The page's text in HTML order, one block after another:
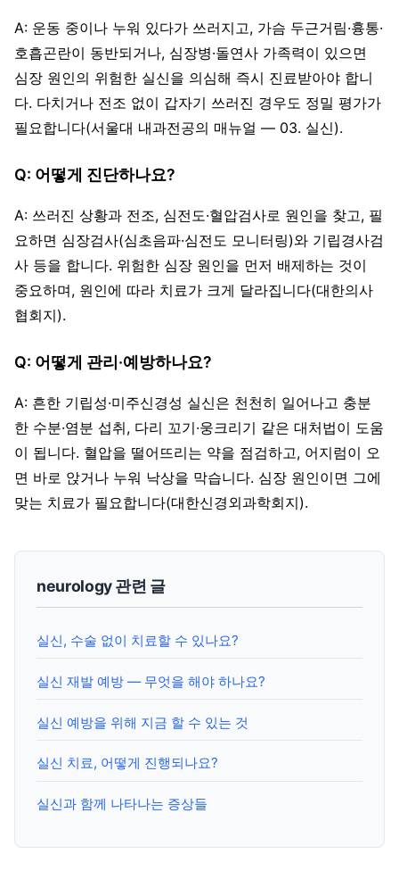
A: 운동 중이나 누워 있다가 쓰러지고, 가슴 두근거림·흉통·
호흡곤란이 동반되거나, 심장병·돌연사 가족력이 있으면
심장 원인의 위험한 실신을 의심해 즉시 진료받아야 합니
다. 다치거나 전조 없이 갑자기 쓰러진 경우도 정밀 평가가
필요합니다(서울대 내과전공의 매뉴얼 — 03. 실신).
Q: 어떻게 진단하나요?
A: 쓰러진 상황과 전조, 심전도·혈압검사로 원인을 찾고, 필
요하면 심장검사(심초음파·심전도 모니터링)와 기립경사검
사 등을 합니다. 위험한 심장 원인을 먼저 배제하는 것이
중요하며, 원인에 따라 치료가 크게 달라집니다(대한의사
협회지).
Q: 어떻게 관리·예방하나요?
A: 흔한 기립성·미주신경성 실신은 천천히 일어나고 충분
한 수분·염분 섭취, 다리 꼬기·웅크리기 같은 대처법이 도움
이 됩니다. 혈압을 떨어뜨리는 약을 점검하고, 어지럼이 오
면 바로 앉거나 누워 낙상을 막습니다. 심장 원인이면 그에
맞는 치료가 필요합니다(대한신경외과학회지).
neurology 관련 글
실신, 수술 없이 치료할 수 있나요?
실신 재발 예방 — 무엇을 해야 하나요?
실신 예방을 위해 지금 할 수 있는 것
실신 치료, 어떻게 진행되나요?
실신과 함께 나타나는 증상들